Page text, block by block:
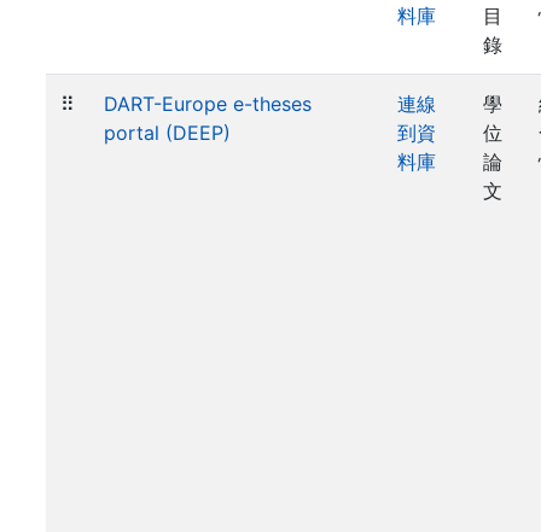
料庫
目
錄
⠿
DART-Europe e-theses
portal (DEEP)
連線
到資
料庫
學
位
論
文